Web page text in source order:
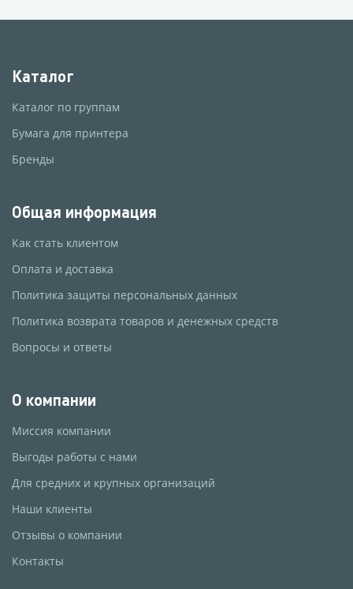
Каталог
Каталог по группам
Бумага для принтера
Бренды
Общая информация
Как стать клиентом
Оплата и доставка
Политика защиты персональных данных
Политика возврата товаров и денежных средств
Вопросы и ответы
О компании
Миссия компании
Выгоды работы с нами
Для средних и крупных организаций
Наши клиенты
Отзывы о компании
Контакты